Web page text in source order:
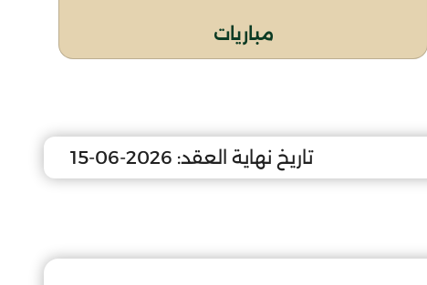
مباريات
تاريخ نهاية العقد: 2026-06-15